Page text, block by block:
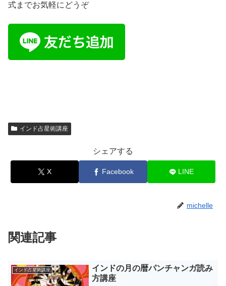
式までお気軽にどうぞ
インド占星術講座
シェアする
X Facebook LINE
michelle
関連記事
インド占星術講座
インドの月の暦パンチャンガ読み
方講座